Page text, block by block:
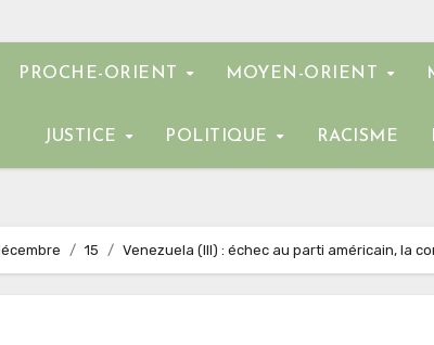
PROCHE-ORIENT MOYEN-ORIENT
JUSTICE POLITIQUE RACISME
15 Venezuela (III) : échec au parti américain, la